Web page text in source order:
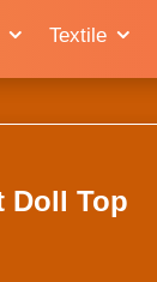
Textile
Doll Top